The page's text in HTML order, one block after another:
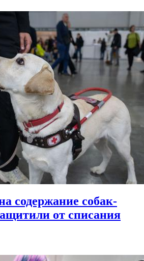
содержание собак-
от списания